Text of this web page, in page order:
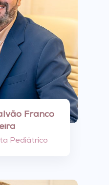
Franco
Pediátrico